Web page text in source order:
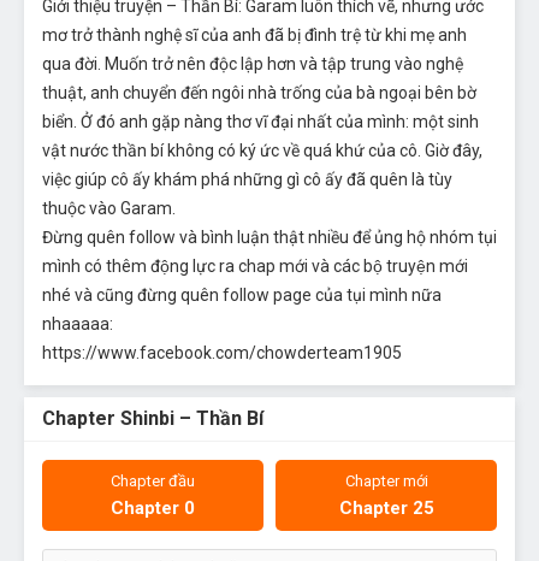
Giới thiệu truyện – Thần Bí: Garam luôn thích vẽ, nhưng ước
mơ trở thành nghệ sĩ của anh đã bị đình trệ từ khi mẹ anh
qua đời. Muốn trở nên độc lập hơn và tập trung vào nghệ
thuật, anh chuyển đến ngôi nhà trống của bà ngoại bên bờ
biển. Ở đó anh gặp nàng thơ vĩ đại nhất của mình: một sinh
vật nước thần bí không có ký ức về quá khứ của cô. Giờ đây,
việc giúp cô ấy khám phá những gì cô ấy đã quên là tùy
thuộc vào Garam.
Đừng quên follow và bình luận thật nhiều để ủng hộ nhóm tụi
mình có thêm động lực ra chap mới và các bộ truyện mới
nhé và cũng đừng quên follow page của tụi mình nữa
nhaaaaa:
https://www.facebook.com/chowderteam1905
Chapter Shinbi – Thần Bí
Chapter đầu
Chapter 0
Chapter mới
Chapter 25